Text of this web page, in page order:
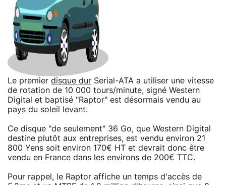
Le premier disque dur Serial-ATA a utiliser une vitesse
de rotation de 10 000 tours/minute, signé Western
Digital et baptisé "Raptor" est désormais vendu au
pays du soleil levant.
Ce disque "de seulement" 36 Go, que Western Digital
destine plutôt aux entreprises, est vendu environ 21
800 Yens soit environ 170€ HT et devrait donc être
vendu en France dans les environs de 200€ TTC.
Pour rappel, le Raptor affiche un temps d'accès de